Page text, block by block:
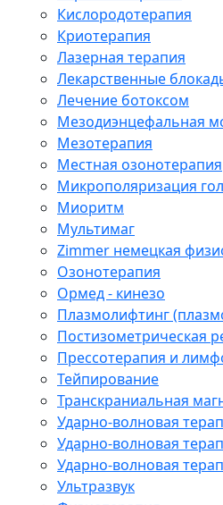
Кислородотерапия
Криотерапия
Лазерная терапия
Лекарственные
Лечение ботоксом
Мезодиэнцефальная
Мезотерапия
Местная озонотерапия
Микрополяризация
Миоритм
Мультимаг
Zimmer немецкая
Озонотерапия
Ормед - кинезо
Плазмолифтинг
Постизометрическая
Прессотерапия и
Тейпирование
Транскраниальная
Ударно-волновая
Ударно-волновая
Ударно-волновая
Ультразвук